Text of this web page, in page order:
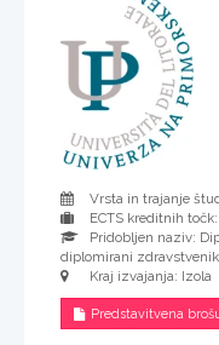
Vrsta in trajanje
ECTS kreditnih
Pridobljen naziv:
diplomirani zdravstvenik
Kraj izvajanja: Izola
Predstavitvena